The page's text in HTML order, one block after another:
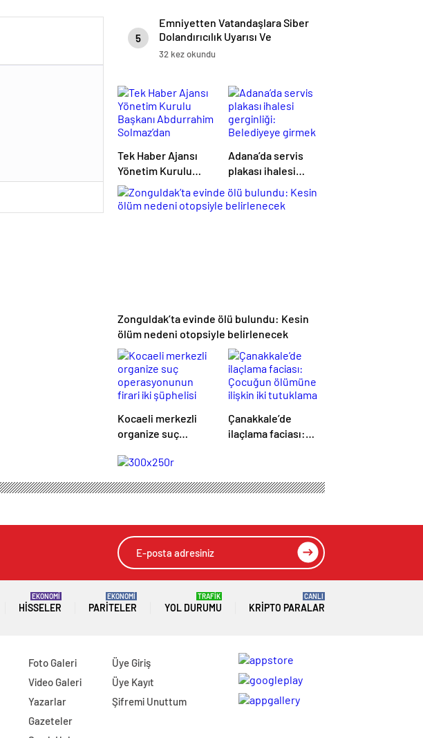
5
Emniyetten Vatandaşlara Siber
Dolandırıcılık Uyarısı Ve
Önlemler
32 kez okundu
Tek Haber Ajansı
Yönetim Kurulu
Başkanı
Abdurrahim
Adana’da servis
plakası ihalesi
gerginliği:
Belediyeye girmek
Zonguldak’ta evinde ölü bulundu: Kesin
ölüm nedeni otopsiyle belirlenecek
Kocaeli merkezli
organize suç
firari iki şüphelisi
yakalandı
Çanakkale’de
ilaçlama faciası:
HISSELER
EKONOMİ
PARITELER
EKONOMİ
YOL DURUMU
TRAFİK
KRIPTO PARALAR
CANLI
Foto Galeri
Video Galeri
Yazarlar
Gazeteler
Üye Giriş
Üye Kayıt
Şifremi Unuttum